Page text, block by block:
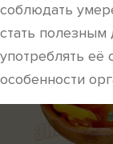
соблюдать
стать полезным
употреблять её
особенности